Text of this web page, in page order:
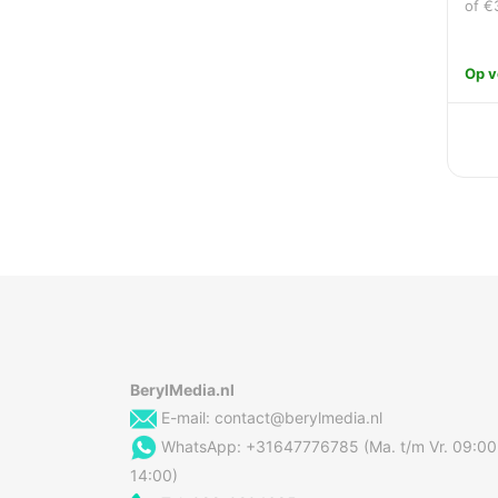
of €
Op
BerylMedia.nl
E-mail: contact@berylmedia.nl
WhatsApp: +31647776785 (Ma. t/m Vr.
14:00)